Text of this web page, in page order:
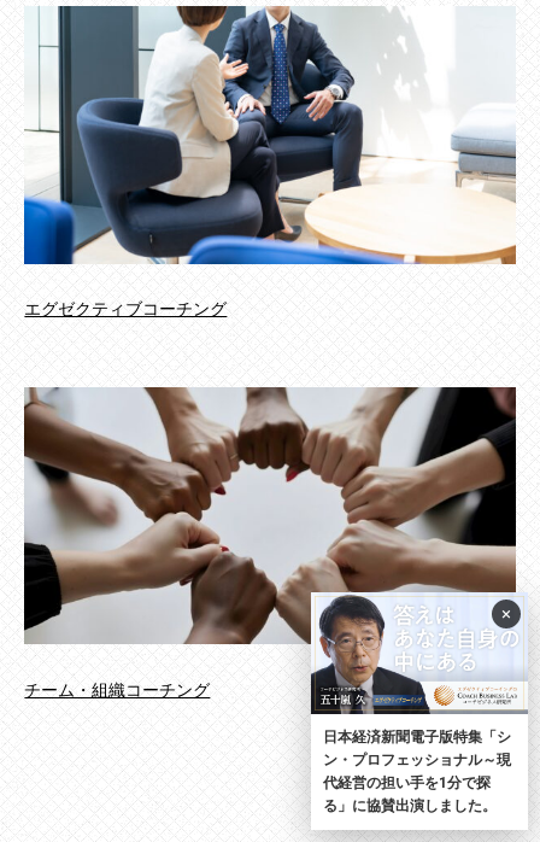
エグゼクティブコーチング
チーム・組織コーチング
×
日本経済新聞電子版特集「シ
ン・プロフェッショナル～現
代経営の担い手を1分で探
る」に協賛出演しました。